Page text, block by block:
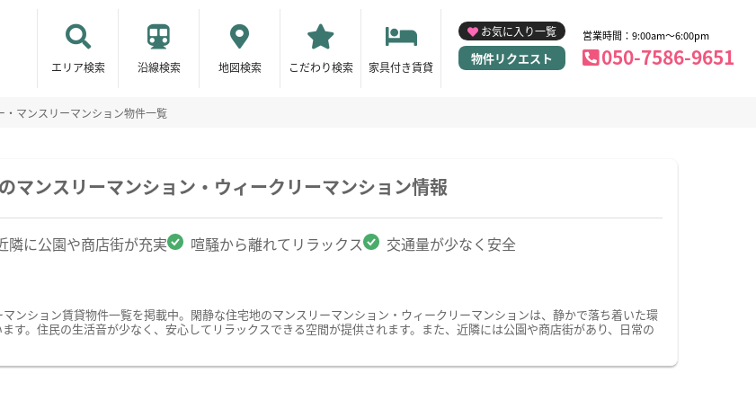
エリア検索 沿線検索 地図検索 こだわり検索 家具付き賃貸
お気に入り一覧
物件リクエスト
営業時間：9:00am～6:00pm
050-7586-9651
・マンスリーマンション物件一覧
マンスリーマンション・ウィークリーマンション情報
隣に公園や商店街が充実 喧騒から離れてリラックス
交通量が少なく安全
ンション賃貸物件一覧を掲載中。閑静な住宅地のマンスリーマンション・ウィークリーマンションは、静かで落ち着いた環
す。住民の生活音が少なく、安心してリラックスできる空間が提供されます。また、近隣には公園や商店街があり、日常の